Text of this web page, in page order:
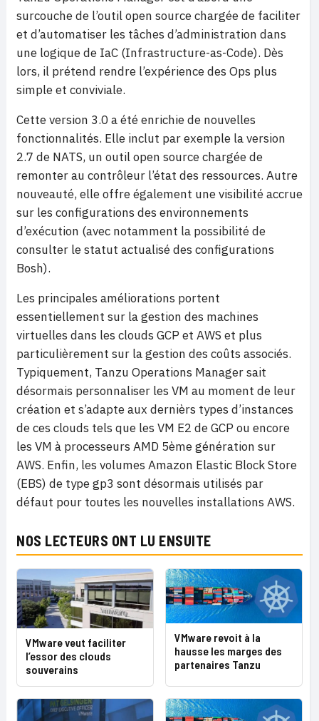
surcouche de l’outil open source chargée de faciliter
et d’automatiser les tâches d’administration dans
une logique de IaC (Infrastructure-as-Code). Dès
lors, il prétend rendre l’expérience des Ops plus
simple et conviviale.
Cette version 3.0 a été enrichie de nouvelles
fonctionnalités. Elle inclut par exemple la version
2.7 de NATS, un outil open source chargée de
remonter au contrôleur l’état des ressources. Autre
nouveauté, elle offre également une visibilité accrue
sur les configurations des environnements
d’exécution (avec notamment la possibilité de
consulter le statut actualisé des configurations
Bosh).
Les principales améliorations portent
essentiellement sur la gestion des machines
virtuelles dans les clouds GCP et AWS et plus
particulièrement sur la gestion des coûts associés.
Typiquement, Tanzu Operations Manager sait
désormais personnaliser les VM au moment de leur
création et s’adapte aux dernièrs types d’instances
de ces clouds tels que les VM E2 de GCP ou encore
les VM à processeurs AMD 5ème génération sur
AWS. Enfin, les volumes Amazon Elastic Block Store
(EBS) de type gp3 sont désormais utilisés par
défaut pour toutes les nouvelles installations AWS.
NOS LECTEURS ONT LU ENSUITE
VMware veut faciliter
l’essor des clouds
souverains
VMware revoit à la
hausse les marges des
partenaires Tanzu